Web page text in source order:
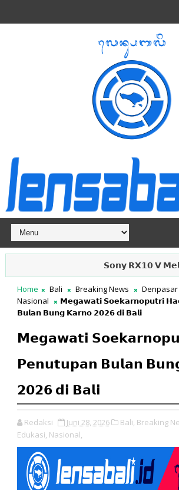
𝗦𝗼𝗻𝘆 𝗥𝗫𝟭𝟬 𝗩
Home Bali Breaking News Denpasar
Nasional
𝗠𝗲𝗴𝗮𝘄𝗮𝘁𝗶 𝗦𝗼𝗲𝗸𝗮𝗿𝗻𝗼𝗽𝘂𝘁𝗿𝗶
𝗕𝘂𝗹𝗮𝗻 𝗕𝘂𝗻𝗴 𝗞𝗮𝗿𝗻𝗼 𝟮𝟬𝟮𝟲 𝗱𝗶 𝗕𝗮𝗹𝗶
𝗠𝗲𝗴𝗮𝘄𝗮𝘁𝗶
𝗣𝗲𝗻𝘂𝘁𝘂𝗽𝗮𝗻 𝗕𝘂𝗹𝗮𝗻
𝟮𝟬𝟮𝟲 𝗱𝗶 𝗕𝗮𝗹𝗶
Redaksi Juni 28, 2026 Bali, Breaking
Edukasi, Nasional,